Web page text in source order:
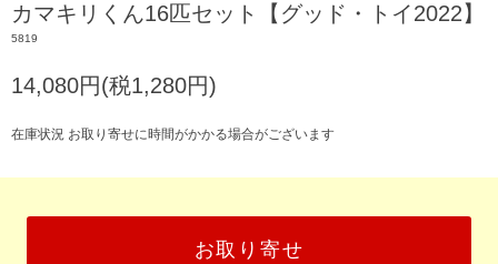
カマキリくん16匹セット【グッド・トイ2022】
5819
14,080円(税1,280円)
在庫状況 お取り寄せに時間がかかる場合がございます
お取り寄せ